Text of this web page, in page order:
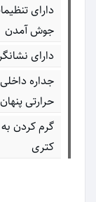
دارای
جوش آمدن
دارای
جداره
حرارتی پنهان
گرم کردن
کتری